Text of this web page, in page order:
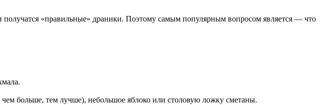
получатся «правильные» драники. Поэтому самым популярным вопросом является — что
больше, тем лучше), небольшое яблоко или столовую ложку сметаны.